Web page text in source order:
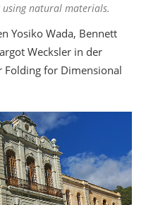
natural materials.
Yosiko Wada, Bennett
Wecksler in der
Folding for Dimensional